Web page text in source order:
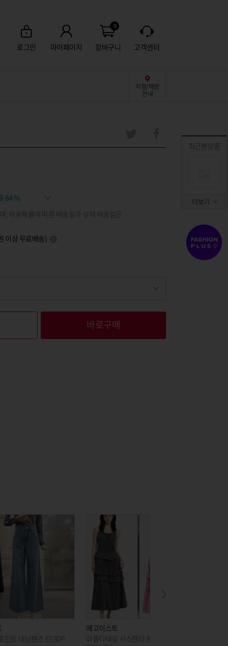
로그인 마이페이지
0
장바구니 고객센터
지점/매장
안내
최근본상품
더보기
84 %
, 배송확률에 따른 배송일과 실제 배송일은
이상 무료배송)
바로구매
인트 데님팬츠 ES3DP
에고이스트
러플디테일 서스팬더 원피스 ES2T